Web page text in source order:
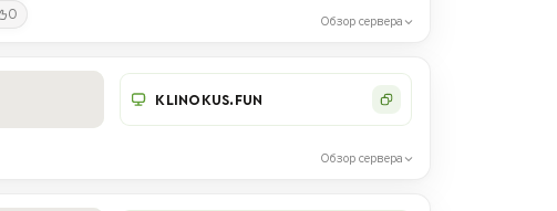
0 Обзор сервера
KLINOKUS.FUN
Обзор сервера